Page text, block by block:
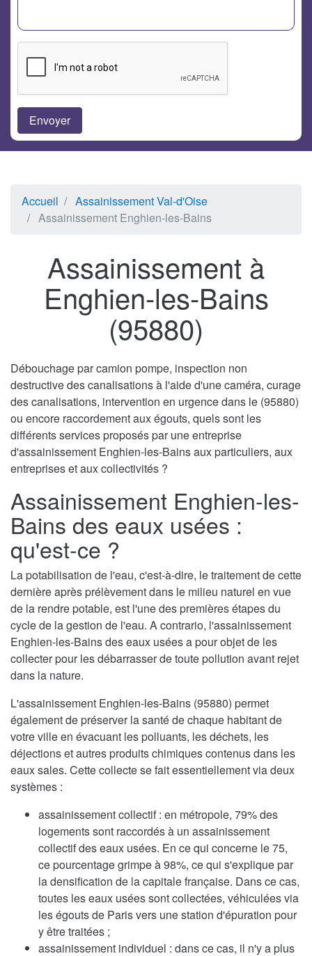
Accueil
Assainissement Val-d'Oise
Assainissement Enghien-les-Bains
Assainissement à
Enghien-les-Bains
(95880)
Débouchage par camion pompe, inspection non
destructive des canalisations à l'aide d'une caméra, curage
des canalisations, intervention en urgence dans le (95880)
ou encore raccordement aux égouts, quels sont les
différents services proposés par une entreprise
d'assainissement Enghien-les-Bains aux particuliers, aux
entreprises et aux collectivités ?
Assainissement Enghien-les-
Bains des eaux usées :
qu'est-ce ?
La potabilisation de l'eau, c'est-à-dire, le traitement de cette
dernière après prélèvement dans le milieu naturel en vue
de la rendre potable, est l'une des premières étapes du
cycle de la gestion de l'eau. A contrario, l'assainissement
Enghien-les-Bains des eaux usées a pour objet de les
collecter pour les débarrasser de toute pollution avant rejet
dans la nature.
L'assainissement Enghien-les-Bains (95880) permet
également de préserver la santé de chaque habitant de
votre ville en évacuant les polluants, les déchets, les
déjections et autres produits chimiques contenus dans les
eaux sales. Cette collecte se fait essentiellement via deux
systèmes :
assainissement collectif : en métropole, 79% des
logements sont raccordés à un assainissement
collectif des eaux usées. En ce qui concerne le 75,
ce pourcentage grimpe à 98%, ce qui s'explique par
la densification de la capitale française. Dans ce cas,
toutes les eaux usées sont collectées, véhiculées via
les égouts de Paris vers une station d'épuration pour
y être traitées ;
assainissement individuel : dans ce cas, il n'y a plus